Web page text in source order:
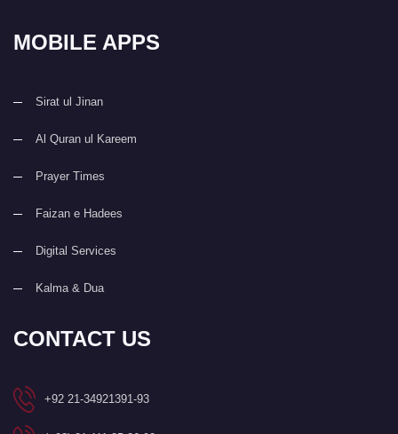
MOBILE APPS
Sirat ul Jinan
Al Quran ul Kareem
Prayer Times
Faizan e Hadees
Digital Services
Kalma & Dua
CONTACT US
+92 21-34921391-93